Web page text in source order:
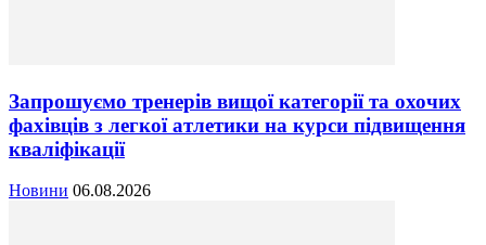
Запрошуємо тренерів вищої категорії та охочих
фахівців з легкої атлетики на курси підвищення
кваліфікації
Новини 06.08.2026